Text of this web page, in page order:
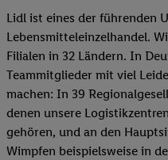
Lidl ist eines der führenden
Lebensmitteleinzelhandel.
Filialen in 32 Ländern. In
Teammitglieder mit viel
machen: In 39
denen unsere
gehören, und an den
Wimpfen beispielsweise in